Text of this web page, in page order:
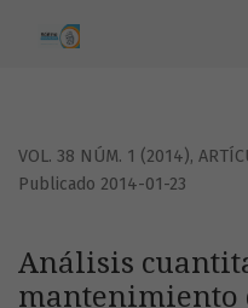
VOL. 38 NÚM. 1 (2014),
Análisis
mantenimiento
Publicado 2014-01-23